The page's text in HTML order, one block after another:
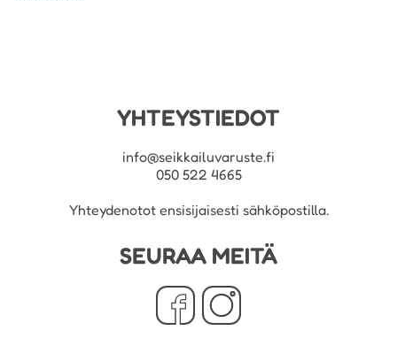
YHTEYSTIEDOT
info@seikkailuvaruste.fi
050 522 4665
Yhteydenotot ensisijaisesti sähköpostilla.
SEURAA MEITÄ